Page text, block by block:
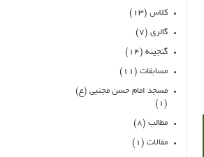
کلاس (۱۳)
گالری (۷)
گنجینه (۱۴)
مسابقات (۱۱)
مسجد امام حسن مجتبی (ع)
(۱)
مطالب (۸)
مقالات (۱)